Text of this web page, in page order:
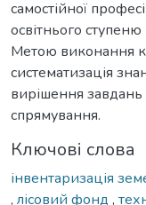
самостійної
освітнього ступеню
Метою виконання
систематизація
вирішення завдань
спрямування.
Ключові слова
інвентаризація
, лісовий фонд ,